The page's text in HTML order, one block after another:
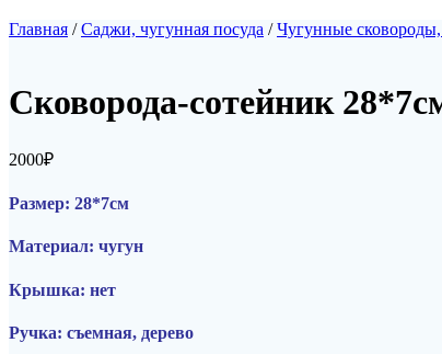
Главная /Саджи, чугунная посуда /Чугунные
Сковорода-сотейник
2000₽
Размер: 28*7см
Материал: чугун
Крышка: нет
Ручка: съемная, дерево